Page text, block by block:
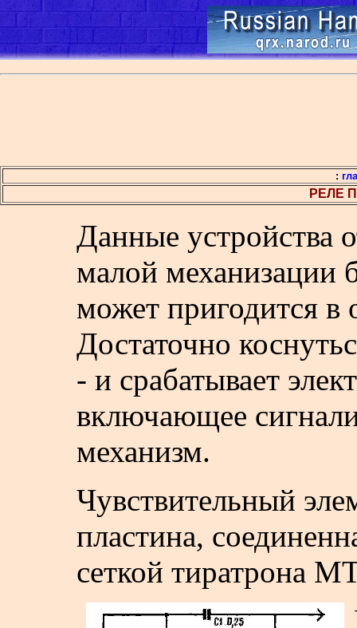
:
РЕЛЕ
Данные устройства
малой механизации
может пригодится в
Достаточно
- и срабатывает
включающее
механизм.
Чувствительный
пластина,
сеткой тиратрона